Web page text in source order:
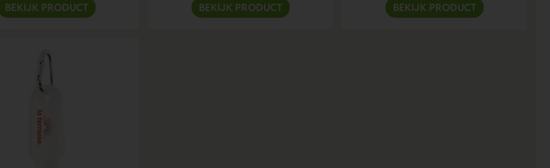
BEKIJK PRODUCT BEKIJK PRODUCT BEKIJK PRODUCT